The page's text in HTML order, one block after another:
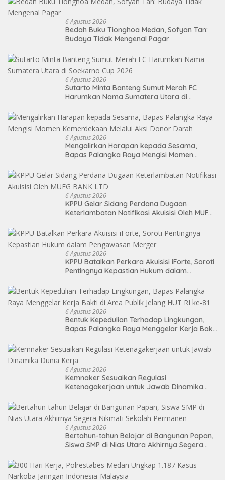
6 Agustus 2026
Bedah Buku Tionghoa Medan, Sofyan Tan:
Budaya Tidak Mengenal Pagar
6 Agustus 2026
Sutarto Minta Banteng Sumut Merah FC
Harumkan Nama Sumatera Utara di
6 Agustus 2026
Mengalirkan Harapan kepada Sesama,
Bapas Palangka Raya Mengisi Momen
6 Agustus 2026
KPPU Gelar Sidang Perdana Dugaan
Keterlambatan Notifikasi Akuisisi Oleh MUFG
6 Agustus 2026
KPPU Batalkan Perkara Akuisisi iForte, Soroti
Pentingnya Kepastian Hukum dalam
6 Agustus 2026
Bentuk Kepedulian Terhadap Lingkungan,
Bapas Palangka Raya Menggelar Kerja Bakti
6 Agustus 2026
Kemnaker Sesuaikan Regulasi
Ketenagakerjaan untuk Jawab Dinamika
6 Agustus 2026
Bertahun-tahun Belajar di Bangunan Papan,
Siswa SMP di Nias Utara Akhirnya Segera